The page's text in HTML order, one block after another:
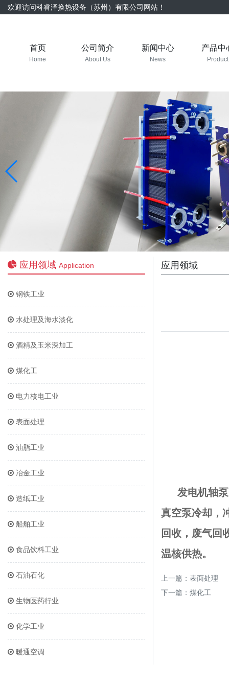
欢迎访问科睿泽换热设备（苏州）有限公司网站！
首页
Home
公司简介
About Us
新闻中心
News
产品中
Product
应用领域 Application
钢铁工业
水处理及海水淡化
酒精及玉米深加工
煤化工
电力核电工业
表面处理
油脂工业
冶金工业
造纸工业
船舶工业
食品饮料工业
石油石化
生物医药行业
化学工业
暖通空调
应用领域
发电机轴
真空泵冷却，
回收，废气回
温核供热。
上一篇： 表面处理
下一篇： 煤化工